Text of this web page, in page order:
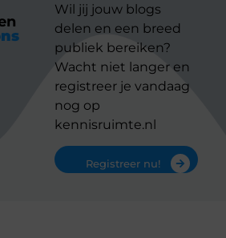
Wil jij jouw blogs
delen en een breed
publiek bereiken?
Wacht niet langer en
registreer je vandaag
nog op
kennisruimte.nl
Registreer nu!